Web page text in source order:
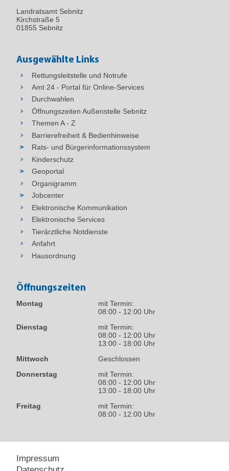
Landratsamt Sebnitz
Kirchstraße 5
01855 Sebnitz
Ausgewählte Links
Rettungsleitstelle und Notrufe
Amt 24 - Portal für Online-Services
Durchwahlen
Öffnungszeiten Außenstelle Sebnitz
Themen A - Z
Barrierefreiheit & Bedienhinweise
Rats- und Bürgerinformationssystem
Kinderschutz
Geoportal
Organigramm
Jobcenter
Elektronische Kommunikation
Elektronische Services
Tierärztliche Notdienste
Anfahrt
Hausordnung
Öffnungszeiten
Montag
mit Termin:
08:00 - 12:00 Uhr
Dienstag
mit Termin:
08:00 - 12:00 Uhr
13:00 - 18:00 Uhr
Mittwoch
Geschlossen
Donnerstag
mit Termin:
08:00 - 12:00 Uhr
13:00 - 18:00 Uhr
Freitag
mit Termin:
08:00 - 12:00 Uhr
Impressum